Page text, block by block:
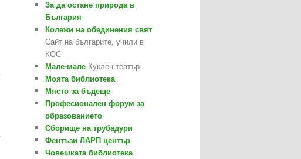
За да остане природа в
България
Колежи на обединения свят
Сайт на българите, учили в
КОС
Мале-мале Куклен театър
Моята библиотека
Място за бъдеще
Професионален форум за
образованието
Сборище на трубадури
Фентъзи ЛАРП център
Човешката библиотека